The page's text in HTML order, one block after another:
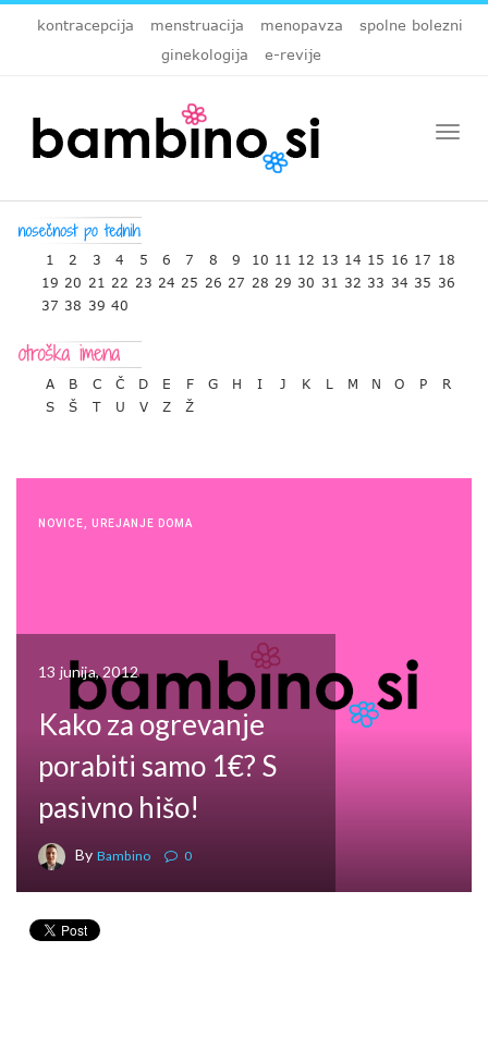
kontracepcija menstruacija menopavza
spolne bolezni
ginekologija
e-revije
1 2 3 4 5 6 7 8 9 10 11 12 13 14 15 16 17 18
19 20 21 22 23 24 25 26 27 28 29 30 31 32 33 34 35 36
37 38 39 40
A B C Č D E F G H I J K L M N O P
R
S
Š T U V Z Ž
NOVICE UREJANJE DOMA
13 junija, 2012
Kako za ogrevanje
porabiti samo 1€? S
pasivno hišo!
By Bambino 0